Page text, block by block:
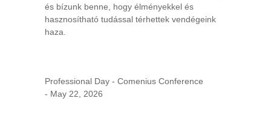
és bízunk benne, hogy élményekkel és
hasznosítható tudással térhettek vendégeink
haza.
Professional Day - Comenius Conference
- May 22, 2026